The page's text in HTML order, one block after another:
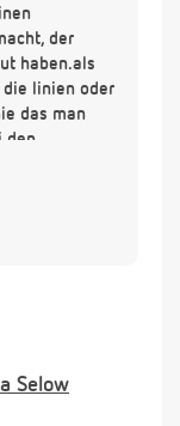
der
haben.als
linien oder
das man
den
nach 24 h
ja positiv
mehr
Selow